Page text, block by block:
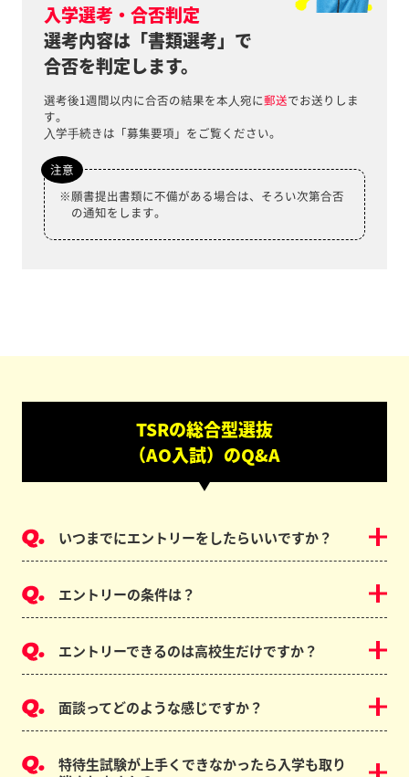
⼊学選考・合否判定
選考内容は「書類選考」で
合否を判定します。
選考後1週間以内に合否の結果を本⼈宛に郵送でお送りしま
す。
⼊学⼿続きは「募集要項」をご覧ください。
注意
願書提出書類に不備がある場合は、そろい次第合否
の通知をします。
TSRの総合型選抜
（AO入試）のQ&A
いつまでにエントリーをしたらいいですか？
エントリーの条件は？
エントリーできるのは高校生だけですか？
面談ってどのような感じですか？
特待生試験が上手くできなかったら入学も取り